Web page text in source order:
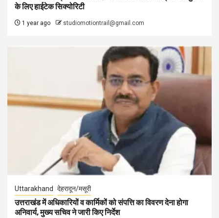
के लिए हाईटेक सिक्योरिटी
1 year ago studiomotiontrail@gmail.com
Uttarakhand देहरादून/मसूरी
उत्तराखंड में अधिकारियों व कार्मिकों को संपत्ति का विवरण देना होगा
अनिवार्य, मुख्य सचिव ने जारी किए निर्देश